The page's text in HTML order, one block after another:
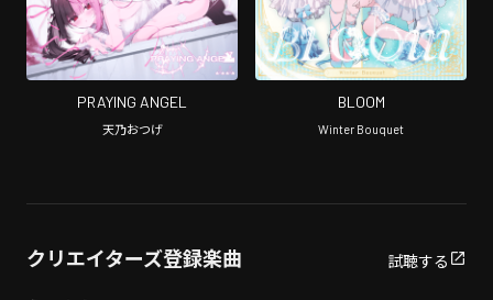
PRAYING ANGEL
天乃おつげ
BLOOM
Winter Bouquet
クリエイターズ登録楽曲 試聴する